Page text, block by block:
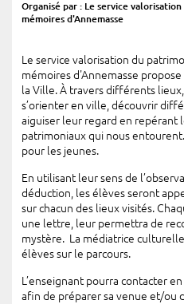
Organisé par : Le service
mémoires d'Annemasse
Le service valorisation du
mémoires d'Annemasse
la Ville. À travers différents
s’orienter en ville, découvrir
aiguiser leur regard en repérant
patrimoniaux qui nous
pour les jeunes.
En utilisant leur sens de
déduction, les élèves seront
sur chacun des lieux visités.
une lettre, leur permettra de
mystère. La médiatrice
élèves sur le parcours.
L’enseignant pourra contacter
afin de préparer sa venue et/ou